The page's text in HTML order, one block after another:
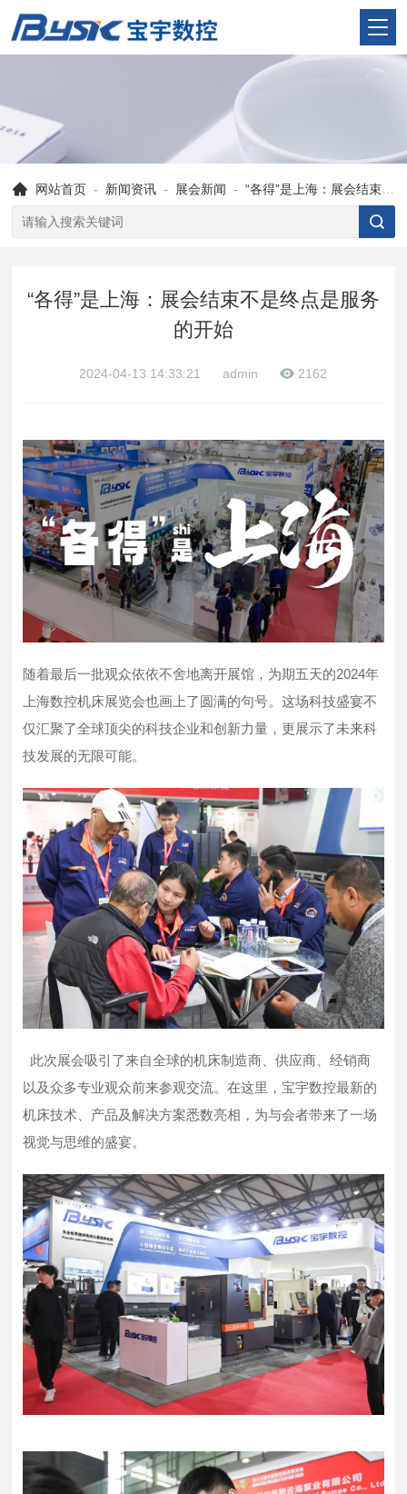
网站首页 - 新闻资讯 - 展会新闻 - “各得”是上海：展会结束不是终点是服务的开始
“各得”是上海：展会结束不是终点是服务
的开始
2024-04-13 14:33:21 admin 2162
随着最后一批观众依依不舍地离开展馆，为期五天的2024年
上海数控机床展览会也画上了圆满的句号。这场科技盛宴不
仅汇聚了全球顶尖的科技企业和创新力量，更展示了未来科
技发展的无限可能。
此次展会吸引了来自全球的机床制造商、供应商、经销商
以及众多专业观众前来参观交流。在这里，宝宇数控最新的
机床技术、产品及解决方案悉数亮相，为与会者带来了一场
视觉与思维的盛宴。